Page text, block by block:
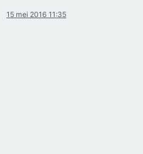
15 mei 2016 11:35